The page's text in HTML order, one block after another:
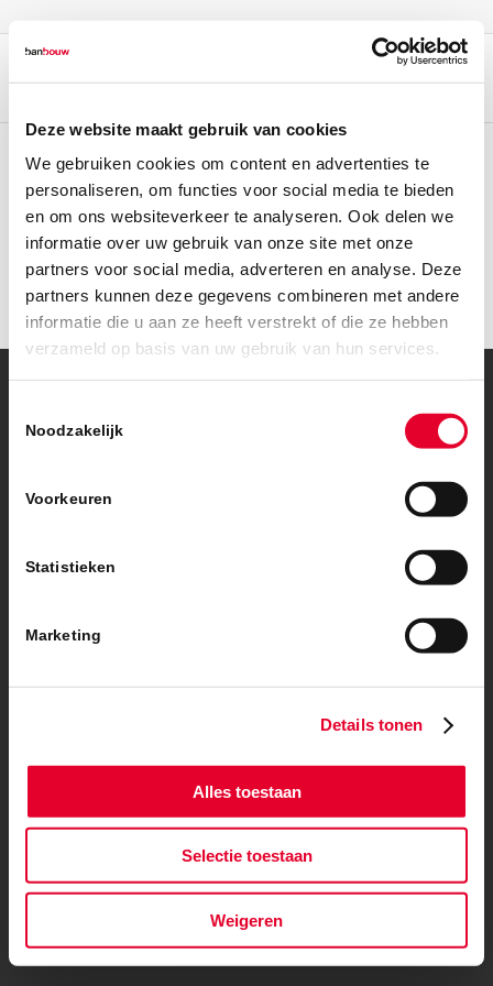
Deze website maakt gebruik van cookies
We gebruiken cookies om content en advertenties te
personaliseren, om functies voor social media te bieden
en om ons websiteverkeer te analyseren. Ook delen we
informatie over uw gebruik van onze site met onze
partners voor social media, adverteren en analyse. Deze
partners kunnen deze gegevens combineren met andere
informatie die u aan ze heeft verstrekt of die ze hebben
verzameld op basis van uw gebruik van hun services.
Noodzakelijk
Voorkeuren
Statistieken
Marketing
Details tonen
Alles toestaan
Selectie toestaan
Weigeren
voorwaarden|Privacybeleid